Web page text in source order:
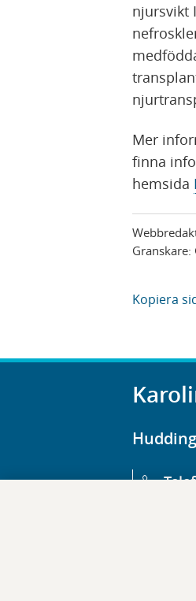
njursvikt
Mer
finna
hemsida
Granskare:
Kopiera